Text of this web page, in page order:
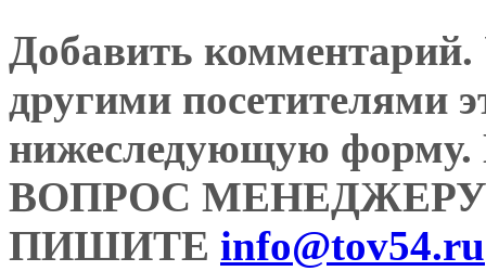
Добавить комментарий.
другими посетителями
нижеследующую
ВОПРОС
ПИШИТЕ info@tov54.ru